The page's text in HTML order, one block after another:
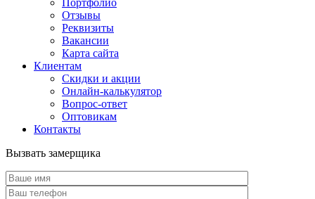
Портфолио
Отзывы
Реквизиты
Вакансии
Карта сайта
Клиентам
Скидки и акции
Онлайн-калькулятор
Вопрос-ответ
Оптовикам
Контакты
Вызвать замерщика